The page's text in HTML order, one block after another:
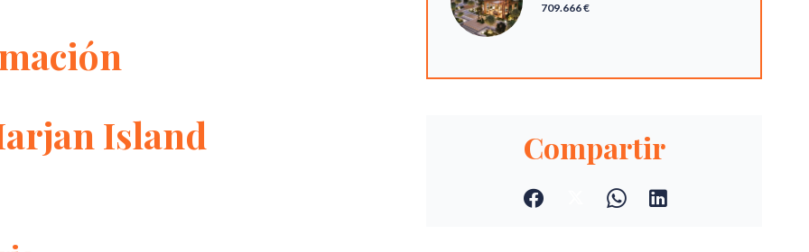
Island
709.666 €
Compartir